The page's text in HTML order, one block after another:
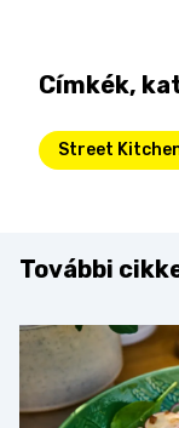
Címkék,
Street
További